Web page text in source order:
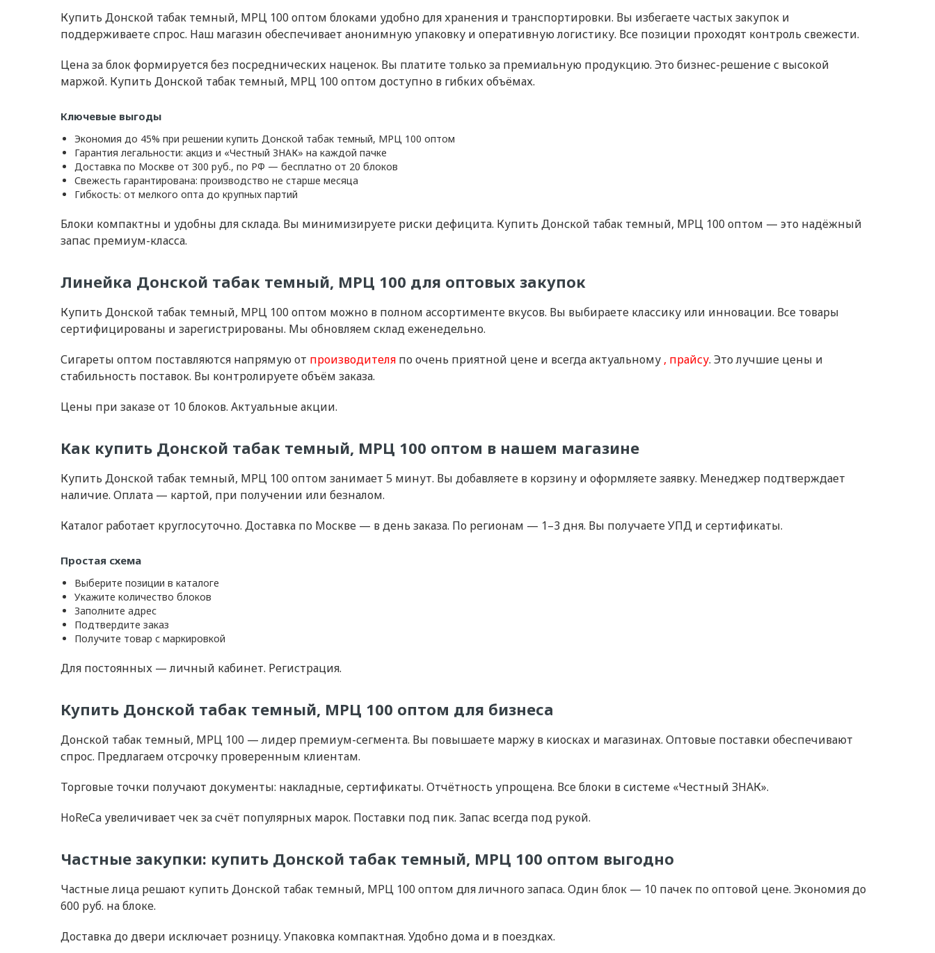
Купить Донской табак темный, МРЦ 100 оптом блоками удобно для хранения и транспортировки. Вы избегаете частых закупок и
поддерживаете спрос. Наш магазин обеспечивает анонимную упаковку и оперативную логистику. Все позиции проходят контроль свежести.
Цена за блок формируется без посреднических наценок. Вы платите только за премиальную продукцию. Это бизнес-решение с высокой
маржой. Купить Донской табак темный, МРЦ 100 оптом доступно в гибких объёмах.
Ключевые выгоды
Экономия до 45% при решении купить Донской табак темный, МРЦ 100 оптом
Гарантия легальности: акциз и «Честный ЗНАК» на каждой пачке
Доставка по Москве от 300 руб., по РФ — бесплатно от 20 блоков
Свежесть гарантирована: производство не старше месяца
Гибкость: от мелкого опта до крупных партий
Блоки компактны и удобны для склада. Вы минимизируете риски дефицита. Купить Донской табак темный, МРЦ 100 оптом — это надёжный
запас премиум-класса.
Линейка Донской табак темный, МРЦ 100 для оптовых закупок
Купить Донской табак темный, МРЦ 100 оптом можно в полном ассортименте вкусов. Вы выбираете классику или инновации. Все товары
сертифицированы и зарегистрированы. Мы обновляем склад еженедельно.
Сигареты оптом поставляются напрямую от производителя по очень приятной цене и всегда актуальному прайсу. Это лучшие цены и
стабильность поставок. Вы контролируете объём заказа.
Цены при заказе от 10 блоков. Актуальные акции.
Как купить Донской табак темный, МРЦ 100 оптом в нашем магазине
Купить Донской табак темный, МРЦ 100 оптом занимает 5 минут. Вы добавляете в корзину и оформляете заявку. Менеджер подтверждает
наличие. Оплата — картой, при получении или безналом.
Каталог работает круглосуточно. Доставка по Москве — в день заказа. По регионам — 1–3 дня. Вы получаете УПД и сертификаты.
Простая схема
Выберите позиции в каталоге
Укажите количество блоков
Заполните адрес
Подтвердите заказ
Получите товар с маркировкой
Для постоянных — личный кабинет. Регистрация.
Купить Донской табак темный, МРЦ 100 оптом для бизнеса
Донской табак темный, МРЦ 100 — лидер премиум-сегмента. Вы повышаете маржу в киосках и магазинах. Оптовые поставки обеспечивают
спрос. Предлагаем отсрочку проверенным клиентам.
Торговые точки получают документы: накладные, сертификаты. Отчётность упрощена. Все блоки в системе «Честный ЗНАК».
HoReCa увеличивает чек за счёт популярных марок. Поставки под пик. Запас всегда под рукой.
Частные закупки: купить Донской табак темный, МРЦ 100 оптом выгодно
Частные лица решают купить Донской табак темный, МРЦ 100 оптом для личного запаса. Один блок — 10 пачек по оптовой цене. Экономия до
600 руб. на блоке.
Доставка до двери исключает розницу. Упаковка компактная. Удобно дома и в поездках.